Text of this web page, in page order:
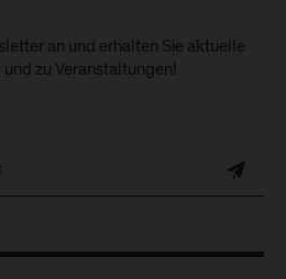
an und erhalten Sie aktuelle
zu Veranstaltungen!